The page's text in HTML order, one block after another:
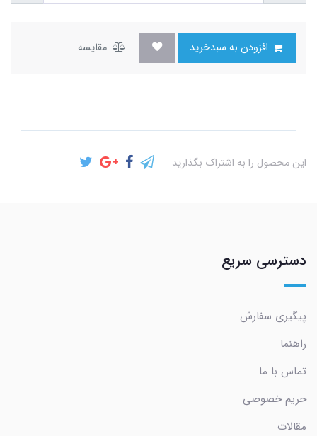
مقایسه
این محصول را به اشتراک بگذارید
دسترسی سریع
پیگیری سفارش
راهنما
تماس با ما
حریم خصوصی
مقالات